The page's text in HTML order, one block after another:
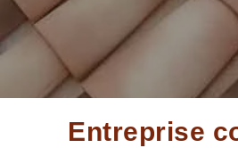
Entreprise